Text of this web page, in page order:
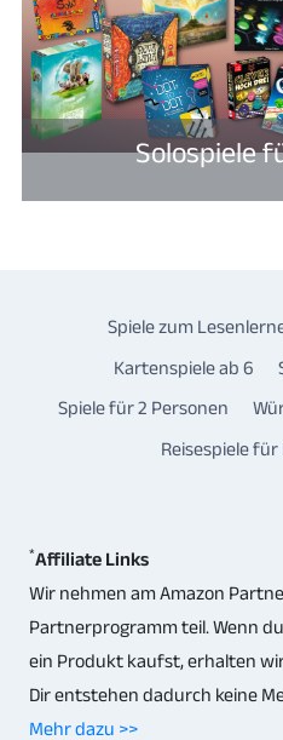
Solospiele
Spiele zum
Kartenspiele ab 6
Spiele für 2 Personen
Reisespiele
*Affiliate Links
Wir nehmen am Amazon
Partnerprogramm teil. Wenn
ein Produkt kaufst, erhalten
Dir entstehen dadurch keine
Mehr dazu >>